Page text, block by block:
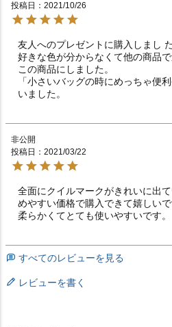
投稿日
2021/10/26
友人へのプレゼントに購入しまし た
好きな色が分からなくて他の商品
この商品にしました。
「小さいバッグの時にめっちゃ便
いました。
非公開
投稿日
2021/03/22
全面にクイルマークがきれいに出
めやすい価格で購入できて嬉しいで
柔らかくてとても使いやすいです。
すべてのレビューを見る
レビューを書く